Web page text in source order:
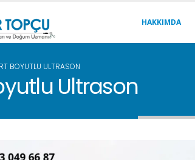
HAKKIMDA
BOYUTLU ULTRASON
Ultrason